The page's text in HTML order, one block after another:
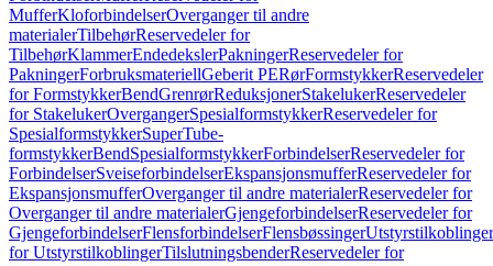
MufferKloforbindelserOverganger til andre
materialerTilbehørReservedeler for
TilbehørKlammerEndedekslerPakningerReservedeler for
PakningerForbruksmateriellGeberit PERørFormstykkerReservedeler
for FormstykkerBendGrenrørReduksjonerStakelukerReservedeler
for StakelukerOvergangerSpesialformstykkerReservedeler for
SpesialformstykkerSuperTube-
formstykkerBendSpesialformstykkerForbindelserReservedeler for
ForbindelserSveiseforbindelserEkspansjonsmufferReservedeler for
EkspansjonsmufferOverganger til andre materialerReservedeler for
Overganger til andre materialerGjengeforbindelserReservedeler for
GjengeforbindelserFlensforbindelserFlensbøssingerUtstyrstilkoblinger
for UtstyrstilkoblingerTilslutningsbenderReservedeler for